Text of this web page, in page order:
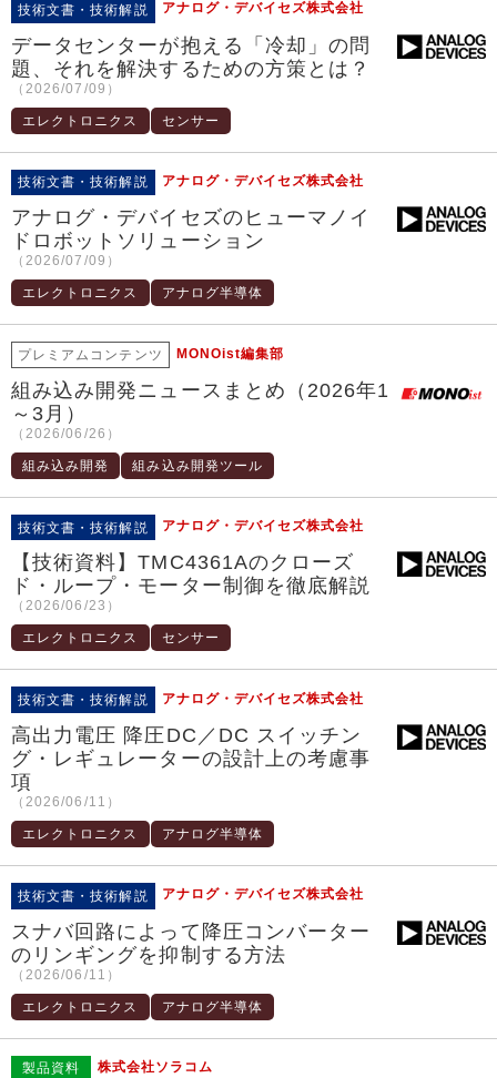
技術文書・技術解説 アナログ・デバイセズ株式会社
データセンターが抱える「冷却」の問
題、それを解決するための方策とは？
（2026/07/09）
エレクトロニクス センサー
技術文書・技術解説 アナログ・デバイセズ株式会社
アナログ・デバイセズのヒューマノイ
ドロボットソリューション
（2026/07/09）
エレクトロニクス アナログ半導体
プレミアムコンテンツ MONOist編集部
組み込み開発ニュースまとめ（2026年1
～3月）
（2026/06/26）
組み込み開発 組み込み開発ツール
技術文書・技術解説 アナログ・デバイセズ株式会社
【技術資料】TMC4361Aのクローズ
ド・ループ・モーター制御を徹底解説
（2026/06/23）
エレクトロニクス センサー
技術文書・技術解説 アナログ・デバイセズ株式会社
高出力電圧 降圧DC／DC スイッチン
グ・レギュレーターの設計上の考慮事
項
（2026/06/11）
エレクトロニクス アナログ半導体
技術文書・技術解説 アナログ・デバイセズ株式会社
スナバ回路によって降圧コンバーター
のリンギングを抑制する方法
（2026/06/11）
エレクトロニクス アナログ半導体
製品資料 株式会社ソラコム